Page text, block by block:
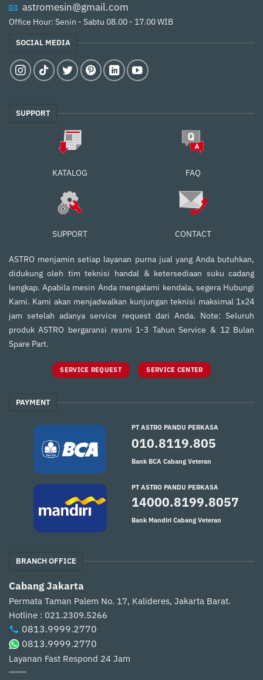
astromesin@gmail.com
Office Hour: Senin - Sabtu 08.00 - 17.00 WIB
SOCIAL MEDIA
SUPPORT
KATALOG FAQ
SUPPORT CONTACT
ASTRO menjamin setiap layanan purna jual yang Anda butuhkan,
didukung oleh tim teknisi handal & ketersediaan suku cadang
lengkap. Apabila mesin Anda mengalami kendala, segera Hubungi
Kami. Kami akan menjadwalkan kunjungan teknisi maksimal 1x24
jam setelah adanya service request dari Anda. Note: Seluruh
produk ASTRO bergaransi resmi 1-3 Tahun Service & 12 Bulan
Spare Part.
SERVICE REQUEST SERVICE CENTER
PAYMENT
PT ASTRO PANDU PERKASA
010.8119.805
Bank BCA Cabang Veteran
PT ASTRO PANDU PERKASA
14000.8199.8057
Bank Mandiri Cabang Veteran
BRANCH OFFICE
Cabang Jakarta
Permata Taman Palem No. 17, Kalideres, Jakarta Barat.
Hotline : 021.2309.5266
0813.9999.2770
0813.9999.2770
Layanan Fast Respond 24 Jam